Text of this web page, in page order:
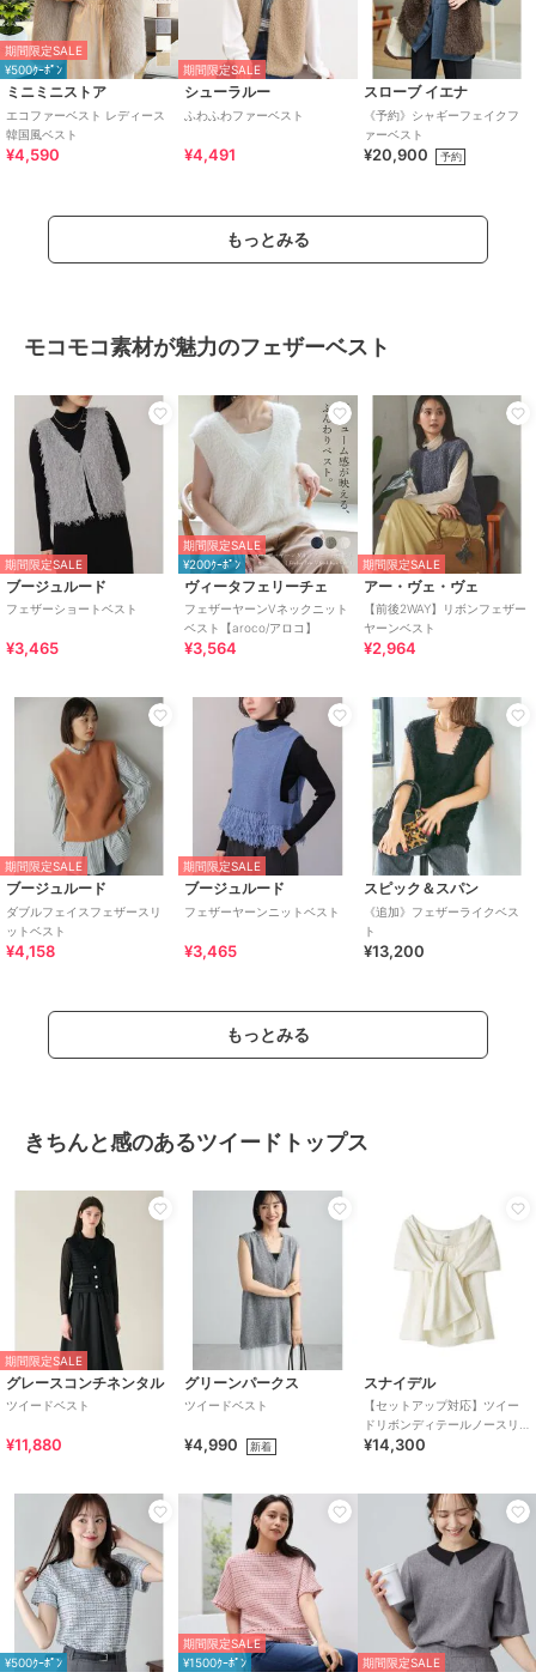
期間限定SALE
¥500ｸｰﾎﾟﾝ
ミニミニストア
エコファーベスト レディース
韓国風ベスト
¥4,590
期間限定SALE
シューラルー
ふわふわファーベスト
¥4,491
スローブ イエナ
《予約》シャギーフェイクフ
ァーベスト
¥20,900 予約
もっとみる
モコモコ素材が魅力のフェザーベスト
期間限定SALE
ブージュルード
フェザーショートベスト
¥3,465
期間限定SALE
¥200ｸｰﾎﾟﾝ
ヴィータフェリーチェ
フェザーヤーンVネックニット
ベスト【aroco/アロコ】
¥3,564
期間限定SALE
アー・ヴェ・ヴェ
【前後2WAY】リボンフェザー
ヤーンベスト
¥2,964
期間限定SALE
ブージュルード
ダブルフェイスフェザースリ
ットベスト
¥4,158
期間限定SALE
ブージュルード
フェザーヤーンニットベスト
¥3,465
スピック＆スパン
《追加》フェザーライクベス
ト
¥13,200
もっとみる
きちんと感のあるツイードトップス
期間限定SALE
グレースコンチネンタル
ツイードベスト
¥11,880
グリーンパークス
ツイードベスト
¥4,990 新着
スナイデル
【セットアップ対応】ツイー
ドリボンディテールノースリ
ブラウス
¥14,300
¥500ｸｰﾎﾟﾝ
期間限定SALE
¥1500ｸｰﾎﾟﾝ
期間限定SALE